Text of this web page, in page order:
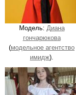
Модель: Диана
гончарюкова
(модельное агентство
имидж).